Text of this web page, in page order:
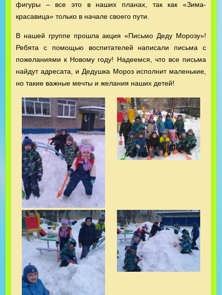
фигуры – все это в наших планах, так как «Зима-
красавица» только в начале своего пути.
В нашей группе прошла акция «Письмо Деду Морозу»!
Ребята с помощью воспитателей написали письма с
пожеланиями к Новому году! Надеемся, что все письма
найдут адресата, и Дедушка Мороз исполнит маленькие,
но такие важные мечты и желания наших детей!